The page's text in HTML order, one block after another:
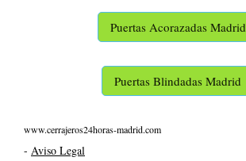
Puertas Acorazadas Madrid
Puertas Blindadas Madrid
www.cerrajeros24horas-madrid.com
- Aviso Legal